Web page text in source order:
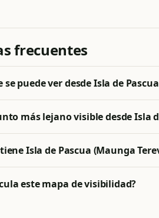
frecuentes
se puede ver desde Isla de
más lejano visible desde Isla
Isla de Pascua (Maunga
este mapa de visibilidad?